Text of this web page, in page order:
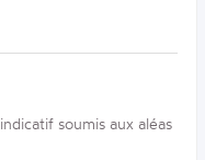
soumis aux aléas